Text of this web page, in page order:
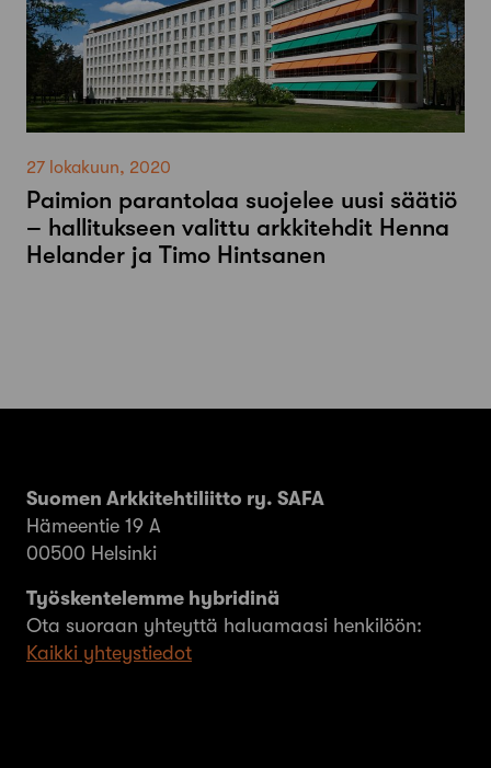
27 lokakuun, 2020
Paimion parantolaa suojelee uusi säätiö
– hallitukseen valittu arkkitehdit Henna
Helander ja Timo Hintsanen
Suomen Arkkitehtiliitto ry. SAFA
Hämeentie 19 A
00500 Helsinki
Työskentelemme hybridinä
Ota suoraan yhteyttä haluamaasi henkilöön:
Kaikki yhteystiedot